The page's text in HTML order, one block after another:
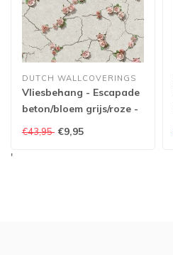
DUTCH WALLCOVERINGS
Vliesbehang - Escapade
beton/bloem grijs/roze -
L787-08
€43,95 €9,95
'